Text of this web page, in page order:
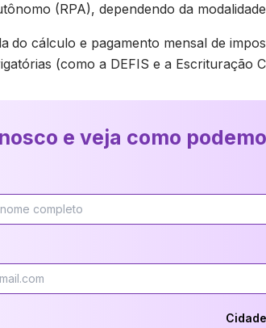
(RPA), dependendo da
do cálculo e pagamento mensal de
(como a DEFIS e a Escrituração
e veja como